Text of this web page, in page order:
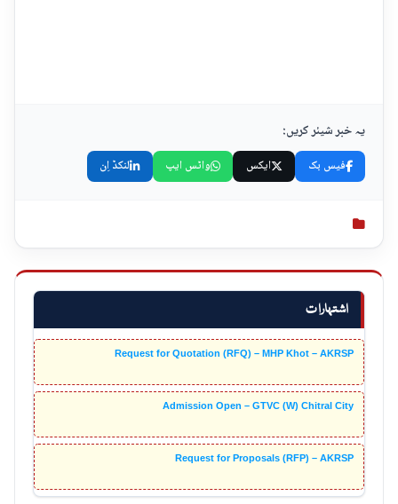
اشتہارات
Request for Quotation (RFQ) – MHP Khot – AKRSP
Admission Open – GTVC (W) Chitral City
Request for Proposals (RFP) – AKRSP
یہ خبر شیئر کریں:
فیس بک ایکس واٹس ایپ لنکڈ اِن